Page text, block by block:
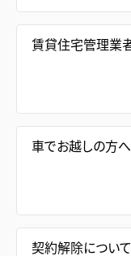
賃貸住宅管理
車でお越しの方へ
契約解除について